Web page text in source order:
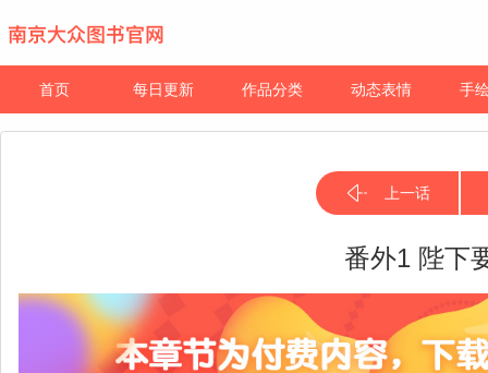
首页 每日更新 作品分类 动态表情 手
上一话
番外1 陛下